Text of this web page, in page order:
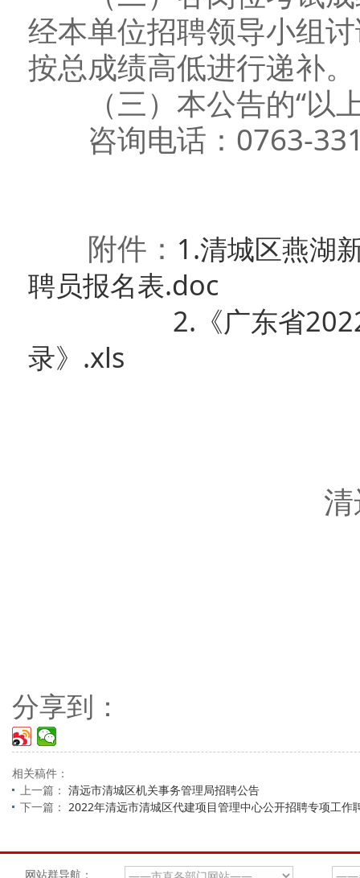
经本单位招聘领导小组
按总成绩高低进行递补。
（三）本公告的“以
咨询电话：0763-
附件： 1.清城区燕湖
聘员报名表.doc
2.《广东省
录》.xls
分享到：
相关稿件：
上一篇： 清远市清城区机关事务管理局招聘公告
下一篇： 2022年清远市清城区代建项目管理中心公开招聘专项工作
网站群导航：